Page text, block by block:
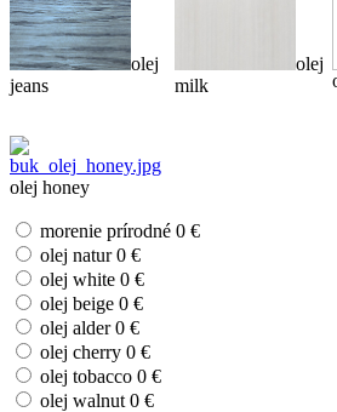
olej
jeans
olej
milk
olej honey
morenie prírodné 0 €
olej natur0 €
olej white 0 €
olej beige 0 €
olej alder0 €
olej cherry 0 €
olej tobacco 0 €
olej walnut 0 €